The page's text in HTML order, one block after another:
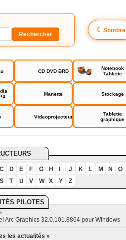
☾ Sombre
CD DVD BRD
Notebook
Tablette
Manette Stockage
Videoprojecteur
Tablette
graphique
C D E F G H J K L M N O
S T U V W X Y Z
PILOTES
Arc Graphics 32.0.101.8864 pour Windows
les actualités »